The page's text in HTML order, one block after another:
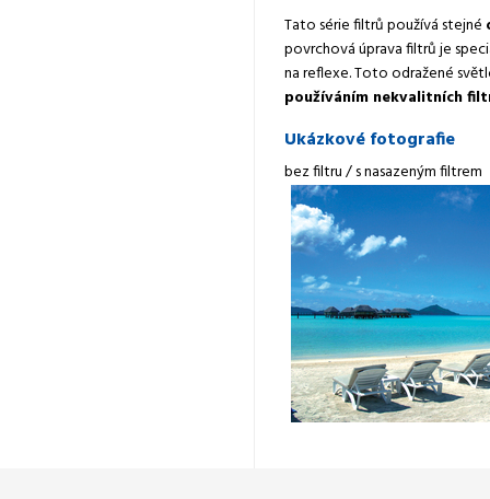
Tato série filtrů používá stejné
povrchová úprava filtrů je
na reflexe. Toto odražené
používáním nekvalitních
Ukázkové fotografie
bez filtru / s nasazeným filtrem